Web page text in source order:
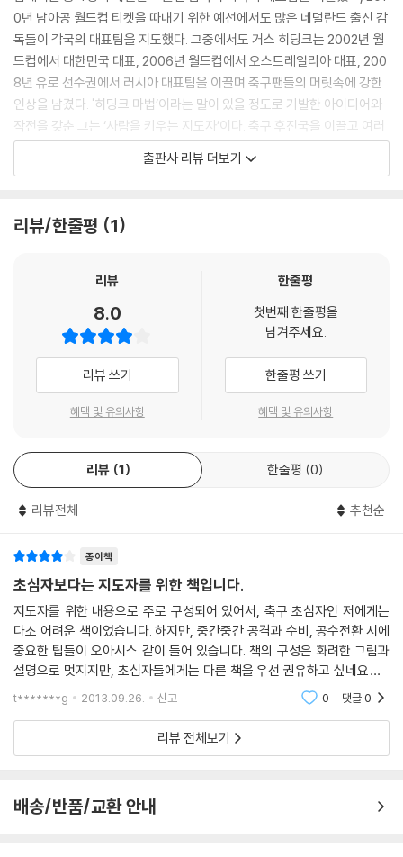
CASE 4>>폭발적인 액션을 유지한다
를 위해 인사이드킥을 훈련한다. 이는 축구에 필요한 개인능력의 향상이
축구실력의 향상으로 이어진다는 생각이 전제된 것으로, 일본에서는 주로
이것을 염두에 두고 훈련 프로그램을 짠다. 반면 ①을 바탕으로 짤 수 있는
훈련 프로그램은 축구 시합에 가깝다. 11 대 11을 기본으로 하며, 난이도 조
절이나 공 터치 수를 늘리기 위해 4 대 4나 3 대 3 또는 1 대 1로 인원수를
변형하여 훈련하기도 한다. ‘드리블 능력 향상’처럼 개인 능력을 높이는 것
이 아닌 ‘현재 상황 해결’이 목적이므로, 선수가 목적 달성을 위해 드리블을
하든 패스를 하든 상관은 없다. 다만, 가장 좋은 판단으로 그 상황을 해결하
기만 하면 된다. 네덜란드에서는 ①을 기본으로 지도한다. 그렇다고 ②와
는 반복 훈련을 시키기도 한다. 이 경우에는 훈련의 비중을 ①에 두고 일주
역시 히딩크는 대단했다! 마술의 정체는 시합 준비력
“행운은 생각한 대로 가져올 수 있다.”
이 말을 들었을 때, 나는 매우 큰 충격을 받았다. 2006년 독일 월드컵에서
일본을 3-1로 이기고 16강에 진출한 호주 대표팀. 당시 감독은 네덜란드
출신의 명장
히딩크였다. 본 대회 전, 호주 대표팀은 네덜란드에서 최종 훈련을 했다. 그
고 미드필더 자원을 하나씩 늘려 장신 포워드에게 긴 패스를 보내는, 말하
자면 파워플레이를 몇 번이고 훈련했다. 아마 이때 이미 동점 또는 역전을
노려야 한다는 것을 예상했을 것이다.실제 시합에서 무슨 일이 일어났는
정도 지났을 때 장신 포워드를 투입했다. 그렇다, 네덜란드에서 철저히 훈
다. 이런 역전극을 펼치다 보니 ‘히딩크 마법’이란 말이 탄생했다. 칼럼의
첫 문장은 마법이란 말을 들은 히딩크의 대답이다. 그가 일본전에서 보여
준 것은 결코 마법이 아니다. 그의 탁월한 분석력과 그것을 팀에 녹아들게
한 지도력이 있었기에 가능한 일이었다. 나는 히딩크의 ‘시합 준비’에 크게
감명 받았다.
[네덜란드에서 배운다] 실전에서 어떻게 활용할 것인지를 파악하는 것이
‘시합을 준비하는 열쇠’다.
0년 남아공 월드컵 티켓을 따내기 위한 예선에서도 많은 네덜란드 출신 감
독들이 각국의 대표팀을 지도했다. 그중에서도 거스 히딩크는 2002년 월
드컵에서 대한민국 대표, 2006년 월드컵에서 오스트레일리아 대표, 200
8년 유로 선수권에서 러시아 대표팀을 이끌며 축구팬들의 머릿속에 강한
인상을 남겼다. '히딩크 마법’이라는 말이 있을 정도로 기발한 아이디어와
작전을 갖춘 그는 ‘사람을 키우는 지도자’이다. 축구 후진국을 이끌고 여러
축구 강국을 쓰러뜨린 업적이 이를 증명한다. 문제를 갖고 있던 팀이 본 실
력을 발휘할 수 있도록 한다는 점에서 '선수 육성의 천재'라고 할 수 있다.
요한 크루이프, 거스 히딩크 등 세계적인 명장을 낳은 네덜란드 토털 사커
램은 ‘스스로 생각하고 플레이하는 선수’와 ‘사람을 키우는 지도자’를 만든
토털 사커의 모든 것을 공개한다.
‘100명의 지도자가 있으면 100가지 전술이 있는 스포츠’가 바로 축구다.
따라서 같은 네덜란드 지도자라도 전술이 완전히 같을 순 없다. 그러나 그
들이 구사하는 전술의 기본은 같다. 이 책에서 소개하는 사고방식과 연습
프로그램은 10~20년이 지나도 축구를 지도할 때 기본적으로 사용할 것이
출판사 리뷰 더보기
리뷰/한줄평 1
리뷰
8.0
리뷰 쓰기
혜택 및 유의사항
한줄평
첫번째 한줄평을
남겨주세요.
한줄평 쓰기
혜택 및 유의사항
리뷰 1 한줄평 0
리뷰전체 추천순
종이책
초심자보다는 지도자를 위한 책입니다.
지도자를 위한 내용으로 주로 구성되어 있어서, 축구 초심자인 저에게는
다소 어려운 책이었습니다. 하지만, 중간중간 공격과 수비, 공수전환 시에
중요한 팁들이 오아시스 같이 들어 있습니다. 책의 구성은 화려한 그림과
설명으로 멋지지만, 초심자들에게는 다른 책을 우선 권유하고 싶네요~ ^
^;t*******g 2013.09.26. 신고 0 댓글0
리뷰 전체보기
배송/반품/교환 안내